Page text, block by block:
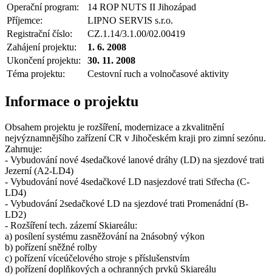
Operační program:
14 ROP NUTS II Jihozápad
Příjemce:
LIPNO SERVIS s.r.o.
Registrační číslo:
CZ.1.14/3.1.00/02.00419
Zahájení projektu:
1. 6. 2008
Ukončení projektu:
30. 11. 2008
Téma projektu:
Cestovní ruch a volnočasové aktivity
Informace o projektu
Obsahem projektu je rozšíření, modernizace a zkvalitnění
nejvýznamnějšího zařízení CR v Jihočeském kraji pro zimní sezónu.
Zahrnuje:
- Vybudování nové 4sedačkové lanové dráhy (LD) na sjezdové trati
Jezerní (A2-LD4)
- Vybudování nové 4sedačkové LD nasjezdové trati Střecha (C-
LD4)
- Vybudování 2sedačkové LD na sjezdové trati Promenádní (B-
LD2)
- Rozšíření tech. zázemí Skiareálu:
a) posílení systému zasněžování na 2násobný výkon
b) pořízení sněžné rolby
c) pořízení víceúčelového stroje s příslušenstvím
d) pořízení doplňkových a ochranných prvků Skiareálu